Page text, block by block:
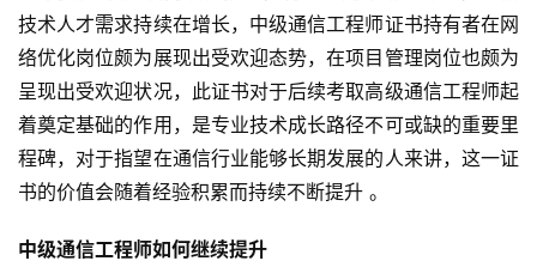
技术人才需求持续在增长，中级通信工程师证书持有者在网
络优化岗位颇为展现出受欢迎态势，在项目管理岗位也颇为
呈现出受欢迎状况，此证书对于后续考取高级通信工程师起
着奠定基础的作用，是专业技术成长路径不可或缺的重要里
程碑，对于指望在通信行业能够长期发展的人来讲，这一证
书的价值会随着经验积累而持续不断提升 。
中级通信工程师如何继续提升